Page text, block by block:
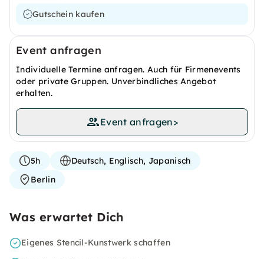
Gutschein kaufen
Event anfragen
Individuelle Termine anfragen. Auch für Firmenevents
oder private Gruppen. Unverbindliches Angebot
erhalten.
Event anfragen>
5h
Deutsch, Englisch, Japanisch
Berlin
Was erwartet Dich
Eigenes Stencil-Kunstwerk schaffen